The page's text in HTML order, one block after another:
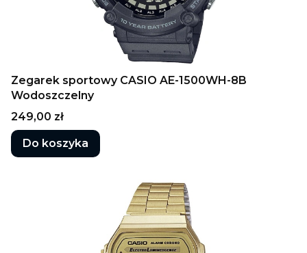
Zegarek sportowy CASIO AE-1500WH-8B
Wodoszczelny
Cena
249,00 zł
Do koszyka